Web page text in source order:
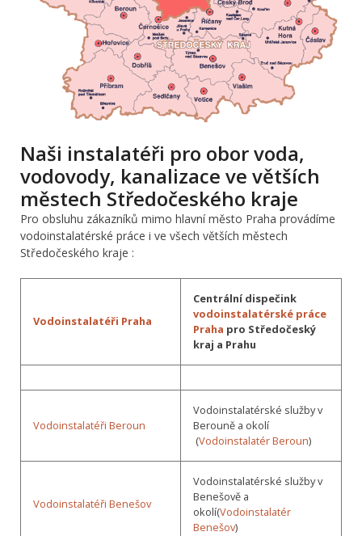
Naši instalatéři pro obor voda,
vodovody, kanalizace ve větších
městech Středočeského kraje
Pro obsluhu zákazníků mimo hlavní město Praha provádíme
vodoinstalatérské práce i ve všech větších městech
Středočeského kraje :
Vodoinstalatéři Praha
Centrální dispečink
vodoinstalatérské práce
Praha pro Středočeský
kraj a Prahu
Vodoinstalatéři Beroun
Vodoinstalatérské služby v
Berouně a okolí
(Vodoinstalatér Beroun)
Vodoinstalatéři Benešov
Vodoinstalatérské služby v
Benešově a
okolí(Vodoinstalatér
Benešov)